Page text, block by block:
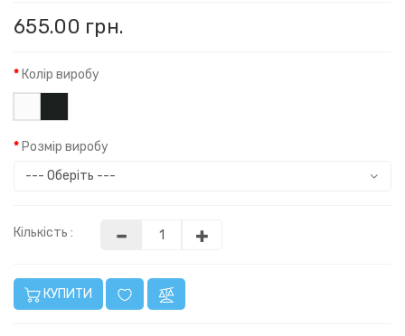
655.00 грн.
Колір виробу
Розмір виробу
Кількість :
КУПИТИ